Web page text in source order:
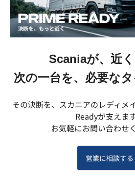
Scaniaが、近く
次の一台を、必要なタ
その決断を、スカニアのレディメ
Readyが支えます
お気軽にお問い合わせ
営業に相談する